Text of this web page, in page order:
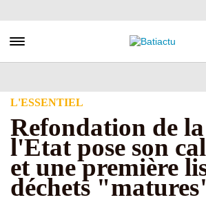
au
principal
Toggle navigation
L'ESSENTIEL
Refondation de
l'Etat pose son
et une première
déchets